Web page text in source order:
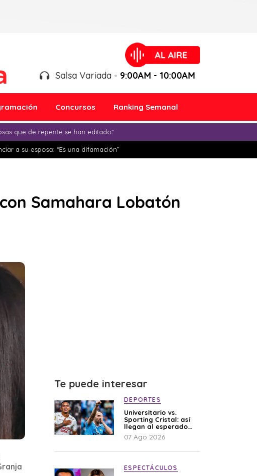
Salsa Variada - 9:00AM - 10:00AM
Concursos Ranking Semanal
que de repente se han editado”
a su esposa: “Es una difamación”
Samahara Lobatón
Te puede interesar
DEPORTES
Universitario vs.
Sporting Cristal: así
llegan al esperado
duelo
07 Ago 2026
ESPECTÁCULOS